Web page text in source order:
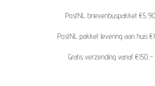
PostNL brievenbuspakket €5,90
PostNL pakket levering aan huis
Gratis verzending vanaf €150,-